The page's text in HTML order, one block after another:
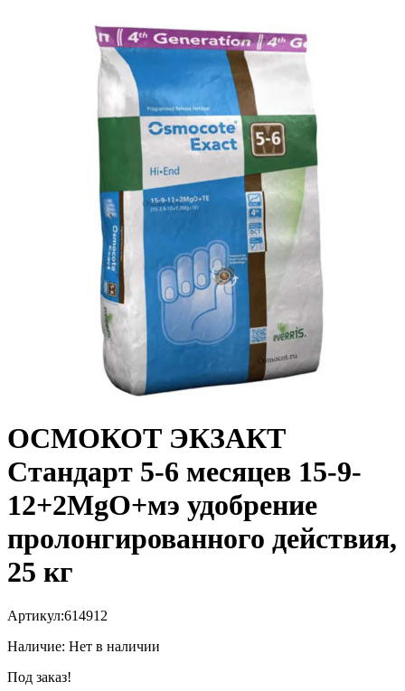
ОСМОКОТ ЭКЗАКТ
Стандарт 5-6 месяцев 15-9-
12+2MgO+мэ удобрение
пролонгированного действия,
25 кг
Артикул:614912
Наличие: Нет в наличии
Под заказ!